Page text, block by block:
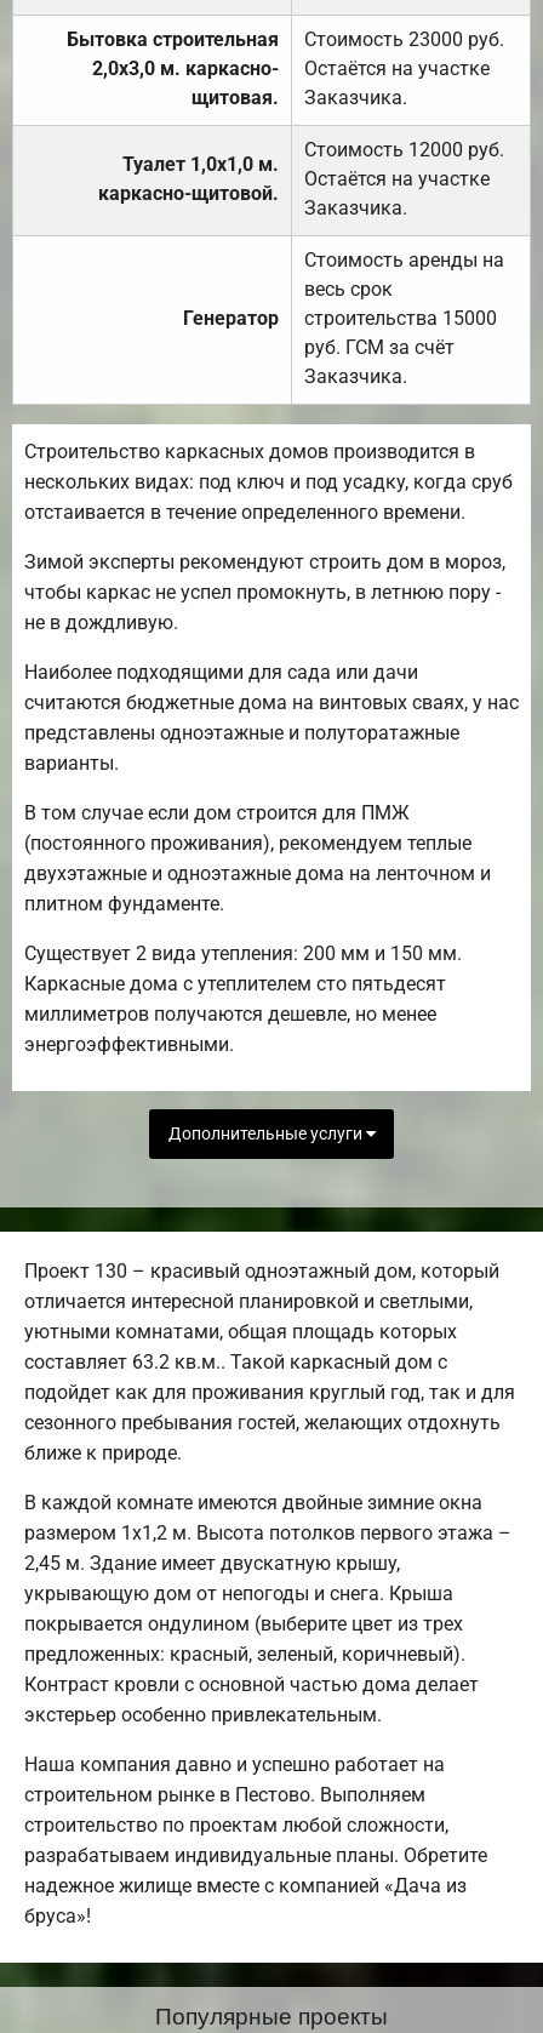
Бытовка строительная
2,0х3,0 м. каркасно-
щитовая.
Стоимость 23000 руб.
Остаётся на участке
Заказчика.
Туалет 1,0х1,0 м.
каркасно-щитовой.
Стоимость 12000 руб.
Остаётся на участке
Заказчика.
Генератор
Стоимость аренды на
весь срок
строительства 15000
руб. ГСМ за счёт
Заказчика.
Строительство каркасных домов производится в
нескольких видах: под ключ и под усадку, когда сруб
отстаивается в течение определенного времени.
Зимой эксперты рекомендуют строить дом в мороз,
чтобы каркас не успел промокнуть, в летнюю пору -
не в дождливую.
Наиболее подходящими для сада или дачи
считаются бюджетные дома на винтовых сваях, у нас
представлены одноэтажные и полуторатажные
варианты.
В том случае если дом строится для ПМЖ
(постоянного проживания), рекомендуем теплые
двухэтажные и одноэтажные дома на ленточном и
плитном фундаменте.
Существует 2 вида утепления: 200 мм и 150 мм.
Каркасные дома с утеплителем сто пятьдесят
миллиметров получаются дешевле, но менее
энергоэффективными.
Дополнительные услуги
Проект 130 – красивый одноэтажный дом, который
отличается интересной планировкой и светлыми,
уютными комнатами, общая площадь которых
составляет 63.2 кв.м.. Такой каркасный дом с
подойдет как для проживания круглый год, так и для
сезонного пребывания гостей, желающих отдохнуть
ближе к природе.
В каждой комнате имеются двойные зимние окна
размером 1x1,2 м. Высота потолков первого этажа –
2,45 м. Здание имеет двускатную крышу,
укрывающую дом от непогоды и снега. Крыша
покрывается ондулином (выберите цвет из трех
предложенных: красный, зеленый, коричневый).
Контраст кровли с основной частью дома делает
экстерьер особенно привлекательным.
Наша компания давно и успешно работает на
строительном рынке в Пестово. Выполняем
строительство по проектам любой сложности,
разрабатываем индивидуальные планы. Обретите
надежное жилище вместе с компанией «Дача из
бруса»!
Популярные проекты